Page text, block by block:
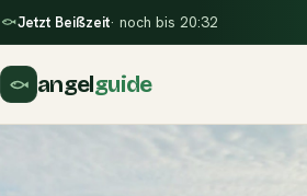
Jetzt Beißzeit· noch bis 20:32
angelguide